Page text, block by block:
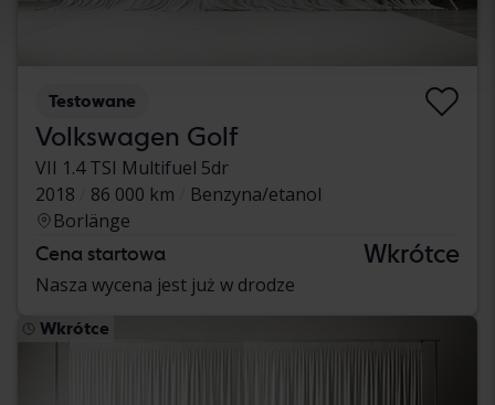
Testowane
Volkswagen Golf
VII 1.4 TSI Multifuel 5dr
2018
86 000 km
Benzyna/etanol
Borlänge
Cena startowa Wkrótce
Nasza wycena jest już w drodze
Wkrótce